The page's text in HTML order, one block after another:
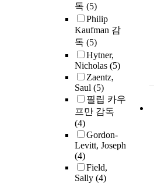
독 (5)
Philip
Kaufman 감
독 (5)
Hytner,
Nicholas (5)
Zaentz,
Saul (5)
필립 카우
프만 감독
(4)
Gordon-
Levitt, Joseph
(4)
Field,
Sally (4)